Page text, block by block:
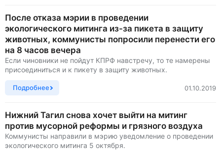
После отказа мэрии в проведении
экологического митинга из-за пикета в защиту
животных, коммунисты попросили перенести его
на 8 часов вечера
Если чиновники не пойдут КПРФ навстречу, то те намерены
присоединиться и к пикету в защиту животных.
Подробнее 01.10.2019
Нижний Тагил снова хочет выйти на митинг
против мусорной реформы и грязного воздуха
Коммунисты направили в мэрию уведомление о проведении
экологического митинга 5 октября.